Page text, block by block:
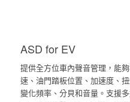
ASD for EV
提供全方位車內聲音管理，能
速、油門踏板位置、加速度、
變化頻率、分貝和音量。支援